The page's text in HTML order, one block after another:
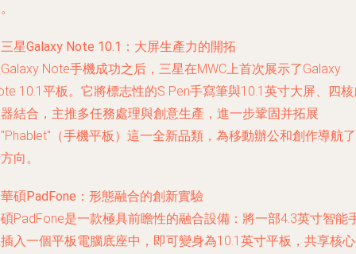
三星Galaxy Note 10.1 ：大屏生產力的開拓
Note手機成功之后，三星在MWC上首次展示了Galaxy
10.1平板。它將標志性的S Pen手寫筆與10.1英寸大屏、四
結合，主推多任務處理與創意生產，進一步鞏固并拓展
（手機平板）這一全新品類，為移動辦公和創作導航了
向。
華碩PadFone ：形態融合的創新實驗
PadFone是一款極具前瞻性的融合設備：將一部4.3英寸智能
入一個平板電腦底座中，即可變身為10.1英寸平板，共享核